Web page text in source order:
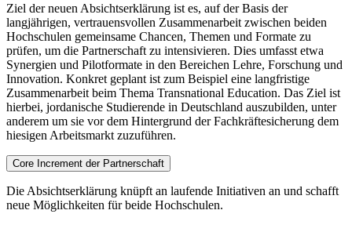
Ziel der neuen Absichtserklärung ist es, auf der Basis der
langjährigen, vertrauensvollen Zusammenarbeit zwischen beiden
Hochschulen gemeinsame Chancen, Themen und Formate zu
prüfen, um die Partnerschaft zu intensivieren. Dies umfasst etwa
Synergien und Pilotformate in den Bereichen Lehre, Forschung und
Innovation. Konkret geplant ist zum Beispiel eine langfristige
Zusammenarbeit beim Thema Transnational Education. Das Ziel ist
hierbei, jordanische Studierende in Deutschland auszubilden, unter
anderem um sie vor dem Hintergrund der Fachkräftesicherung dem
hiesigen Arbeitsmarkt zuzuführen.
Core Increment der Partnerschaft
Die Absichtserklärung knüpft an laufende Initiativen an und schafft
neue Möglichkeiten für beide Hochschulen.